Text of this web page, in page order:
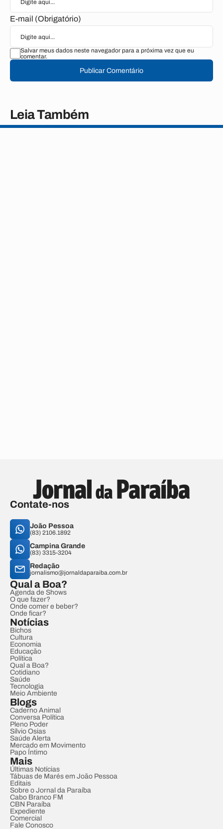
E-mail (Obrigatório)
Salvar meus dados neste navegador para a próxima vez que eu
comentar.
Publicar Comentário
Leia Também
Contate-nos
João Pessoa
(83) 2106.1892
Campina Grande
(83) 3315-3204
Redação
jornalismo@jornaldaparaiba.com.br
Qual a Boa?
Agenda de Shows
O que fazer?
Onde comer e beber?
Onde ficar?
Notícias
Bichos
Cultura
Economia
Educação
Política
Qual a Boa?
Cotidiano
Saúde
Tecnologia
Meio Ambiente
Blogs
Caderno Animal
Conversa Política
Pleno Poder
Sílvio Osias
Saúde Alerta
Mercado em Movimento
Papo Íntimo
Mais
Últimas Notícias
Tábuas de Marés em João Pessoa
Editais
Sobre o Jornal da Paraíba
Cabo Branco FM
CBN Paraíba
Expediente
Comercial
Fale Conosco